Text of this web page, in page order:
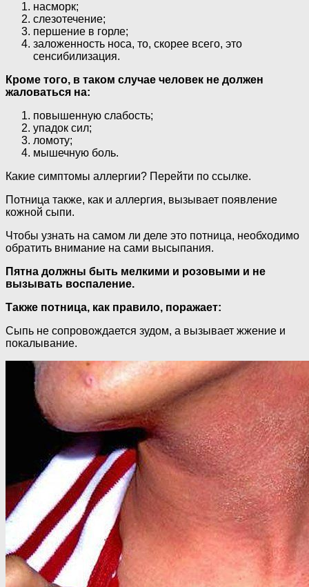
насморк;
слезотечение;
першение в горле;
заложенность носа, то, скорее всего, это
сенсибилизация.
Кроме того, в таком случае человек не должен
жаловаться на:
повышенную слабость;
упадок сил;
ломоту;
мышечную боль.
Какие симптомы аллергии? Перейти по ссылке.
Потница также, как и аллергия, вызывает появление
кожной сыпи.
Чтобы узнать на самом ли деле это потница, необходимо
обратить внимание на сами высыпания.
Пятна должны быть мелкими и розовыми и не
вызывать воспаление.
Также потница, как правило, поражает:
Сыпь не сопровождается зудом, а вызывает жжение и
покалывание.